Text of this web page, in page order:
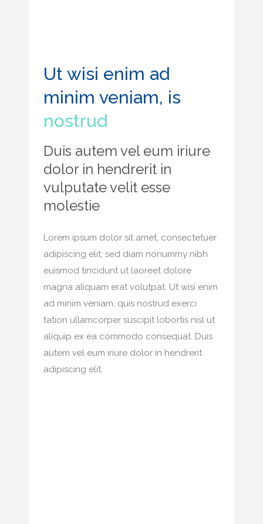
Ut wisi enim ad
minim veniam, is
nostrud
Duis autem vel eum iriure
dolor in hendrerit in
vulputate velit esse
molestie
Lorem ipsum dolor sit amet, consectetuer
adipiscing elit, sed diam nonummy nibh
euismod tincidunt ut laoreet dolore
magna aliquam erat volutpat. Ut wisi enim
ad minim veniam, quis nostrud exerci
tation ullamcorper suscipit lobortis nisl ut
aliquip ex ea commodo consequat. Duis
autem vel eum iriure dolor in hendrerit
adipiscing elit.